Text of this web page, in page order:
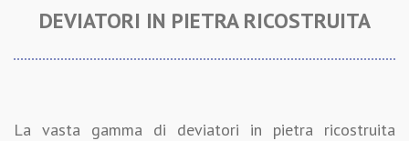
DEVIATORI IN PIETRA RICOSTRUITA
La vasta gamma di deviatori in pietra ricostruita